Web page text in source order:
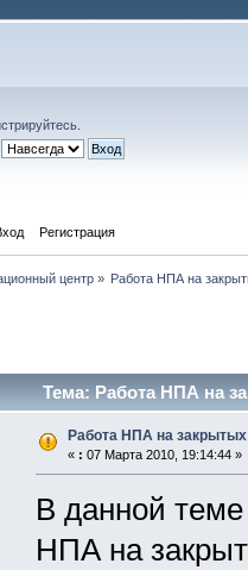
Регистрация
центр» Работа НПА на
Тема: Работа НПА на
Работа НПА на
« : 07 Марта 2010, 19:14:44 »
В данной
НПА на